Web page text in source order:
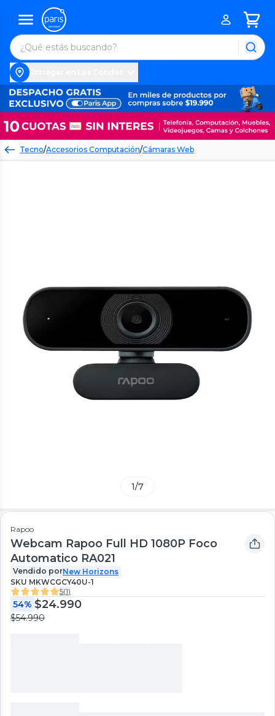
Tecno/Accesorios Computación/Cámaras Web
1/7
Rapoo
Webcam Rapoo Full HD 1080P Foco
Automatico RA021
Vendido porNew Horizons
SKU MKWCGCY40U-1
5(1)
54% $24.990
$54.990